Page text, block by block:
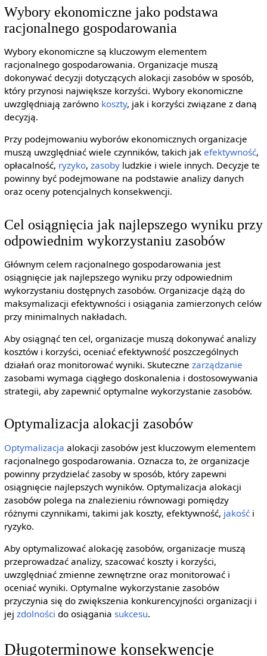
Wybory ekonomiczne jako podstawa
racjonalnego gospodarowania
Wybory ekonomiczne są kluczowym elementem
racjonalnego gospodarowania. Organizacje muszą
dokonywać decyzji dotyczących alokacji zasobów w sposób,
który przynosi największe korzyści. Wybory ekonomiczne
uwzględniają zarówno koszty, jak i korzyści związane z daną
decyzją.
Przy podejmowaniu wyborów ekonomicznych organizacje
muszą uwzględniać wiele czynników, takich jak efektywność,
opłacalność, ryzyko, zasobyludzkie i wiele innych. Decyzje te
powinny być podejmowane na podstawie analizy danych
oraz oceny potencjalnych konsekwencji.
Cel osiągnięcia jak najlepszego wyniku przy
odpowiednim wykorzystaniu zasobów
Głównym celem racjonalnego gospodarowania jest
osiągnięcie jak najlepszego wyniku przy odpowiednim
wykorzystaniu dostępnych zasobów. Organizacje dążą do
maksymalizacji efektywności i osiągania zamierzonych celów
przy minimalnych nakładach.
Aby osiągnąć ten cel, organizacje muszą dokonywać analizy
kosztów i korzyści, oceniać efektywność poszczególnych
działań oraz monitorować wyniki. Skuteczne zarządzanie
zasobami wymaga ciągłego doskonalenia i dostosowywania
strategii, aby zapewnić optymalne wykorzystanie zasobów.
Optymalizacja alokacji zasobów
Optymalizacja alokacji zasobów jest kluczowym elementem
racjonalnego gospodarowania. Oznacza to, że organizacje
powinny przydzielać zasoby w sposób, który zapewni
osiągnięcie najlepszych wyników. Optymalizacja alokacji
zasobów polega na znalezieniu równowagi pomiędzy
różnymi czynnikami, takimi jak koszty, efektywność, jakośći
ryzyko.
Aby optymalizować alokację zasobów, organizacje muszą
przeprowadzać analizy, szacować koszty i korzyści,
uwzględniać zmienne zewnętrzne oraz monitorować i
oceniać wyniki. Optymalne wykorzystanie zasobów
przyczynia się do zwiększenia konkurencyjności organizacji i
jej zdolności do osiągania sukcesu.
Długoterminowe konsekwencje